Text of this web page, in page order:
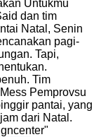
Untukmu
dan tim
Natal, Senin
pagi-
Tapi,
Tim
Pemprovsu
pantai, yang
dari Natal.